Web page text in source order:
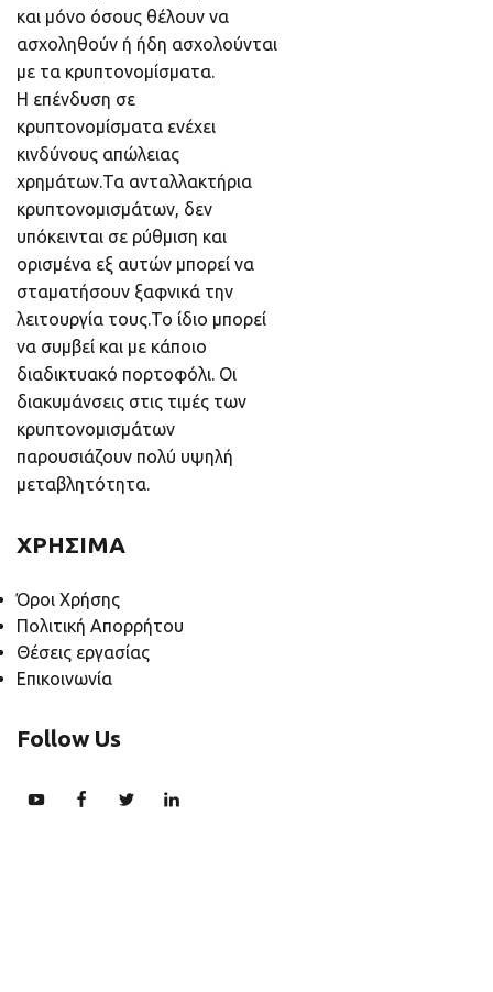
και μόνο όσους θέλουν να
ασχοληθούν ή ήδη ασχολούνται
με τα κρυπτονομίσματα.
Η επένδυση σε
κρυπτονομίσματα ενέχει
κινδύνους απώλειας
χρημάτων.Τα ανταλλακτήρια
κρυπτονομισμάτων, δεν
υπόκεινται σε ρύθμιση και
ορισμένα εξ αυτών μπορεί να
σταματήσουν ξαφνικά την
λειτουργία τους.Το ίδιο μπορεί
να συμβεί και με κάποιο
διαδικτυακό πορτοφόλι. Οι
διακυμάνσεις στις τιμές των
κρυπτονομισμάτων
παρουσιάζουν πολύ υψηλή
μεταβλητότητα.
ΧΡΗΣΙΜΑ
Όροι Χρήσης
Πολιτική Απορρήτου
Θέσεις εργασίας
Επικοινωνία
Follow Us